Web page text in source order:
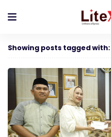
Showing posts tagged with: